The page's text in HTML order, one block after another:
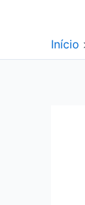
Início